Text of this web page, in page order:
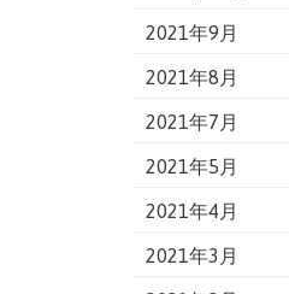
2021年9月
2021年8月
2021年7月
2021年5月
2021年4月
2021年3月